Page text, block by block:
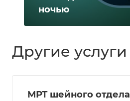
ночью
Другие услуги
МРТ шейного отдела